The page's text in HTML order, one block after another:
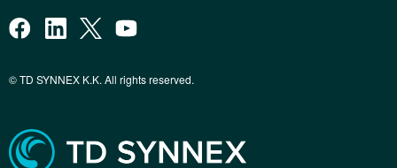
© TD SYNNEX K.K. All rights reserved.